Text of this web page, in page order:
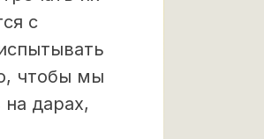
с
чтобы мы
дарах,